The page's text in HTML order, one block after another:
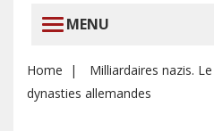
MENU
Home
Milliardaires nazis.
dynasties allemandes